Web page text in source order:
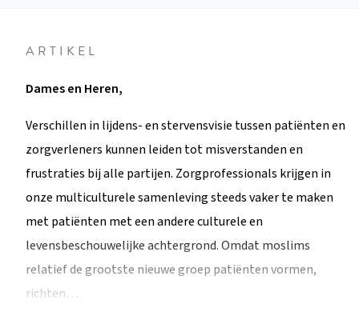
ARTIKEL
Dames en Heren,
Verschillen in lijdens- en stervensvisie tussen patiënten en
zorgverleners kunnen leiden tot misverstanden en
frustraties bij alle partijen. Zorgprofessionals krijgen in
onze multiculturele samenleving steeds vaker te maken
met patiënten met een andere culturele en
levensbeschouwelijke achtergrond. Omdat moslims
relatief de grootste nieuwe groep patiënten vormen,
richten…